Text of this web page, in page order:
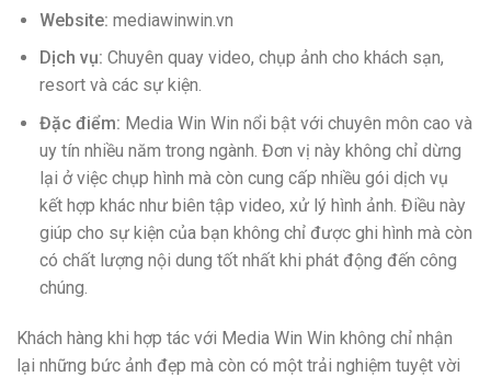
Website: mediawinwin.vn
Dịch vụ: Chuyên quay video, chụp ảnh cho khách sạn,
resort và các sự kiện.
Đặc điểm: Media Win Win nổi bật với chuyên môn cao và
uy tín nhiều năm trong ngành. Đơn vị này không chỉ dừng
lại ở việc chụp hình mà còn cung cấp nhiều gói dịch vụ
kết hợp khác như biên tập video, xử lý hình ảnh. Điều này
giúp cho sự kiện của bạn không chỉ được ghi hình mà còn
có chất lượng nội dung tốt nhất khi phát động đến công
chúng.
Khách hàng khi hợp tác với Media Win Win không chỉ nhận
lại những bức ảnh đẹp mà còn có một trải nghiệm tuyệt vời